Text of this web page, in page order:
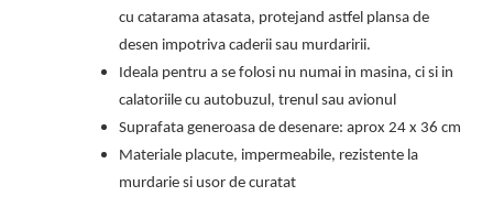
cu catarama atasata, protejand astfel plansa de
desen impotriva caderii sau murdaririi.
Ideala pentru a se folosi nu numai in masina, ci si in
calatoriile cu autobuzul, trenul sau avionul
Suprafata generoasa de desenare: aprox 24 x 36 cm
Materiale placute, impermeabile, rezistente la
murdarie si usor de curatat